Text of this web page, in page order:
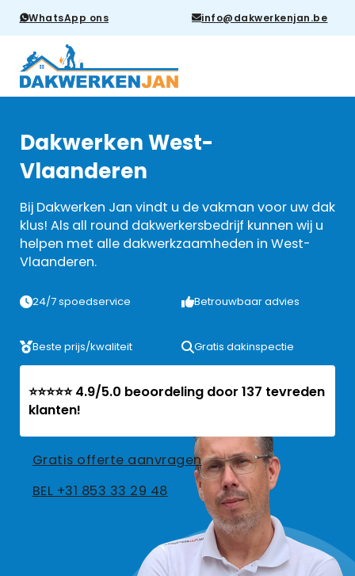
WhatsApp ons info@dakwerkenjan.be
Dakwerken West-
Vlaanderen
Bij Dakwerken Jan vindt u de vakman voor uw dak
klus! Als all round dakwerkersbedrijf kunnen wij u
helpen met alle dakwerkzaamheden in West-
Vlaanderen.
24/7 spoedservice Betrouwbaar advies
Beste prijs/kwaliteit Gratis dakinspectie
⭐⭐⭐⭐⭐ 4.9/5.0 beoordeling door 137 tevreden
klanten!
Gratis offerte aanvragen
BEL +31 853 33 29 48